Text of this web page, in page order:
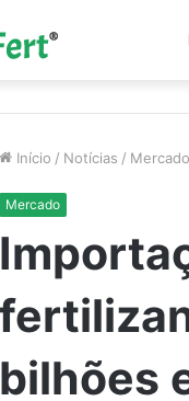
Início / Notícias / Mercado
Mercado
bilhões